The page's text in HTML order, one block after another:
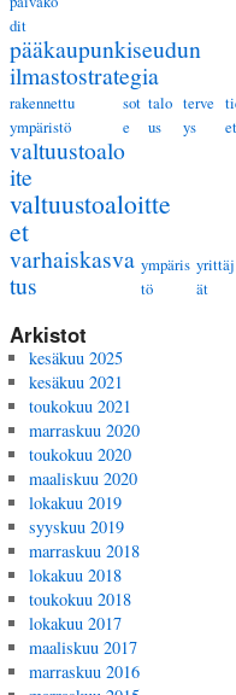
dit
pääkaupunkiseudun
ilmastostrategia
rakennettu
ympäristö
sot
e
talo
us
terve
ys
et
valtuustoalo
ite
valtuustoaloitte
et
varhaiskasva
tus
ympäris
tö
yrittäj
ät
Arkistot
kesäkuu 2025
kesäkuu 2021
toukokuu 2021
marraskuu 2020
toukokuu 2020
maaliskuu 2020
lokakuu 2019
syyskuu 2019
marraskuu 2018
lokakuu 2018
toukokuu 2018
lokakuu 2017
maaliskuu 2017
marraskuu 2016